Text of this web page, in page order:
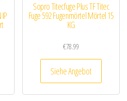
Sopro Titecfuge Plus TF Titec
Fuge 592 Fugenmörtel Mörtel 15
KG
€78.99
Siehe Angebot